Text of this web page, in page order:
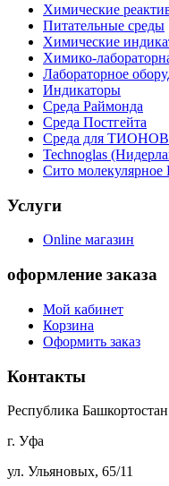
Химические
Питательные среды
Химические
Химико-
Лабораторное
Индикаторы
Среда Раймонда
Среда Постгейта
Среда для
Technoglas
Сито
Услуги
Online магазин
оформление заказа
Мой кабинет
Корзина
Оформить заказ
Контакты
Республика Башкортостан
г. Уфа
ул. Ульяновых, 65/11